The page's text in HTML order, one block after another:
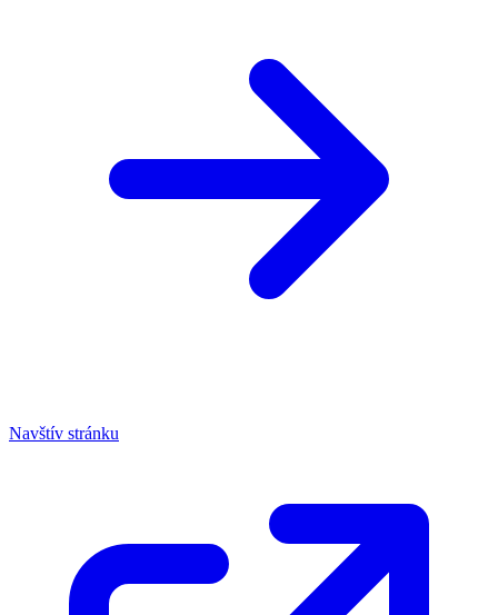
Navštív stránku